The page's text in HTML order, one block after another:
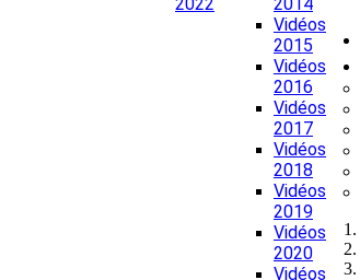
Vidéos
2015
Vidéos
2016
Vidéos
2017
Vidéos
2018
Vidéos
2019
Vidéos
2020
Vidéos